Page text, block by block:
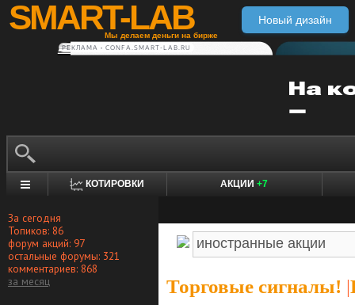
SMART-LAB
Мы делаем деньги на бирже
Новый дизайн
РЕКЛАМА • CONFA.SMART-LAB.RU
КОТИРОВКИ АКЦИИ +7
За сегодня
Топиков: 86
форум акций: 97
остальные форумы: 321
комментариев: 868
за месяц
Торговые сигналы! |